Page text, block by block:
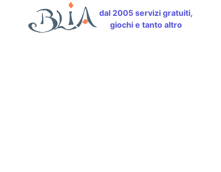
dal 2005 servizi gratuiti,
giochi e tanto altro